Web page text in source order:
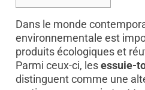
Dans le monde
environnementale est
produits écologiques et
Parmi ceux-ci, lesessuie-
distinguent comme une